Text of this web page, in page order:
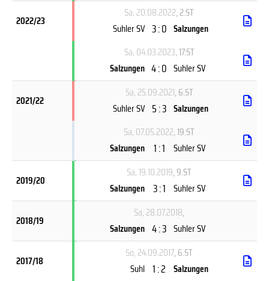
2022/23
Sa, 20.08.2022, 2.ST
Suhler SV 3 : 0 Salzungen
Sa, 04.03.2023, 17.ST
Salzungen 4 : 0 Suhler SV
2021/22
Sa, 25.09.2021, 6.ST
Suhler SV 5 : 3 Salzungen
Sa, 07.05.2022, 19.ST
Salzungen 1 : 1 Suhler SV
2019/20
Sa, 19.10.2019, 9.ST
Salzungen 3 : 1 Suhler SV
2018/19
Sa, 28.07.2018,
Salzungen 4 : 3 Suhler SV
2017/18
So, 24.09.2017, 6.ST
Suhl 1 : 2 Salzungen